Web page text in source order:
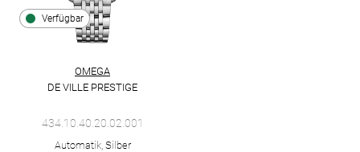
Verfügbar
OMEGA
DE VILLE PRESTIGE
434.10.40.20.02.001
Automatik, Silber